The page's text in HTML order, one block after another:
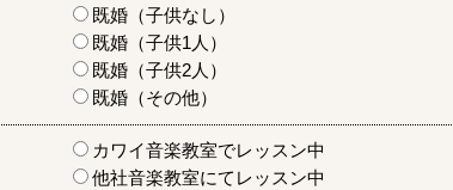
既婚（子供なし）
既婚（子供1人）
既婚（子供2人）
既婚（その他）
カワイ音楽教室でレッスン中
他社音楽教室にてレッスン中